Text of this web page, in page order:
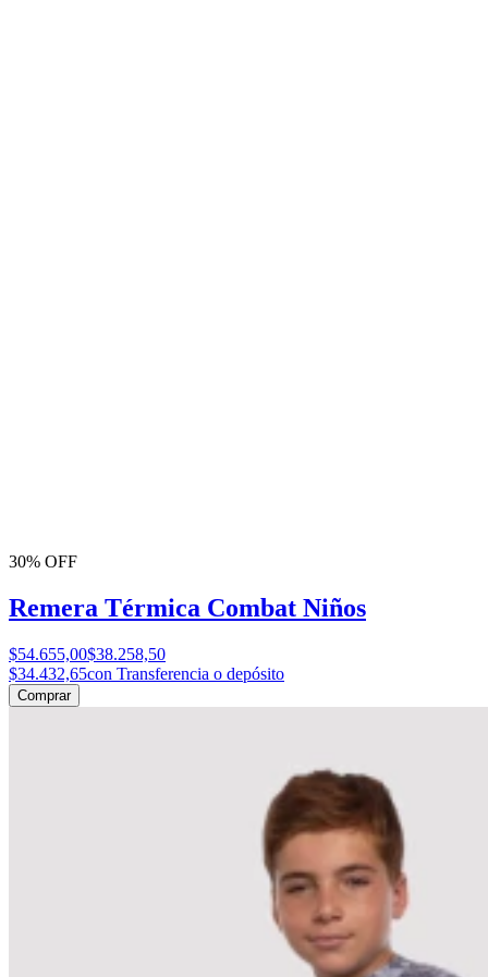
30% OFF
Remera Térmica Combat Niños
$54.655,00$38.258,50
$34.432,65con Transferencia o depósito
Comprar